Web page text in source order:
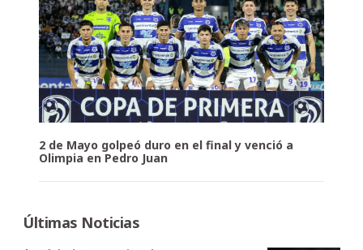
2 de Mayo golpeó duro en el final y venció a
Olimpia en Pedro Juan
Últimas Noticias